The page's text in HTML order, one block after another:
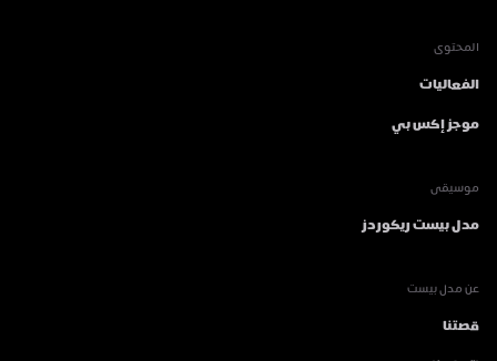
المحتوى
الفعاليات
موجز إكس بي
موسيقى
مدل بيست ريكوردز
عن مدل بيست
قصتنا